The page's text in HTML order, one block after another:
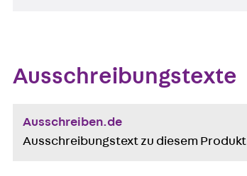
Ausschreibungstexte
Ausschreiben.de
Ausschreibungstext zu diesem Produkt